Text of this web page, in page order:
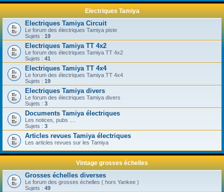
Electriques Tamiya
Electriques Tamiya Circuit
Le forum des électriques Tamiya piste
Sujets : 19
Electriques Tamiya TT 4x2
Le forum des électriques Tamiya TT 4x2
Sujets : 41
Electriques Tamiya TT 4x4
Le forum des électriques Tamiya TT 4x4
Sujets : 19
Electriques Tamiya divers
Le forum des électriques Tamiya divers
Sujets : 3
Documents Tamiya électriques
Les notices, pubs ....
Sujets : 3
Articles revues Tamiya électriques
Les articles revues sur les Tamiya
Vintage grosses échelles
Grosses échelles diverses
Le forum des grosses échelles ( hors Yankee )
Sujets : 49